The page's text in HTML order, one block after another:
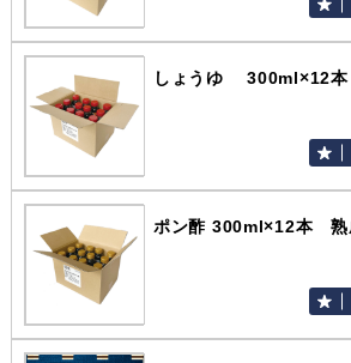
しょうゆ 300ml×12
ポン酢 300ml×12本 熟